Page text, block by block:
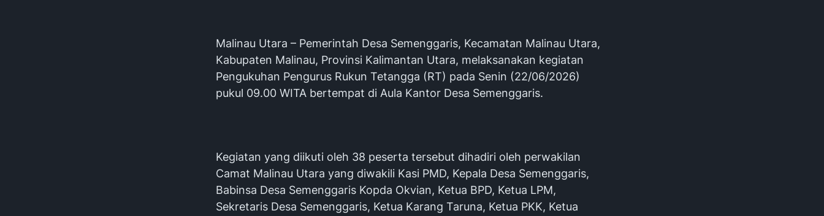
Malinau Utara – Pemerintah Desa Semenggaris, Kecamatan Malinau Utara,
Kabupaten Malinau, Provinsi Kalimantan Utara, melaksanakan kegiatan
Pengukuhan Pengurus Rukun Tetangga (RT) pada Senin (22/06/2026)
pukul 09.00 WITA bertempat di Aula Kantor Desa Semenggaris.
Kegiatan yang diikuti oleh 38 peserta tersebut dihadiri oleh perwakilan
Camat Malinau Utara yang diwakili Kasi PMD, Kepala Desa Semenggaris,
Babinsa Desa Semenggaris Kopda Okvian, Ketua BPD, Ketua LPM,
Sekretaris Desa Semenggaris, Ketua Karang Taruna, Ketua PKK, Ketua